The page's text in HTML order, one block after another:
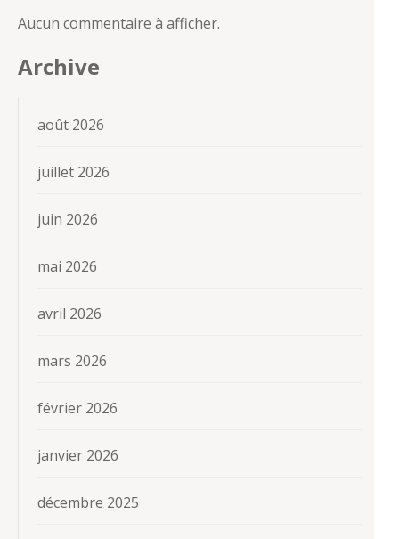
Aucun commentaire à afficher.
Archive
août 2026
juillet 2026
juin 2026
mai 2026
avril 2026
mars 2026
février 2026
janvier 2026
décembre 2025